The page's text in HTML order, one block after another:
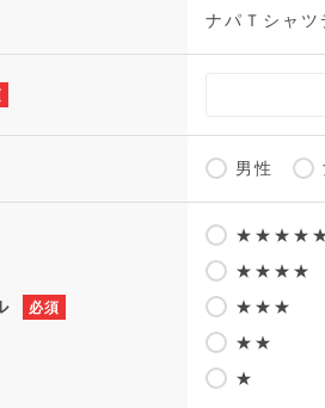
ナパＴシャツ
男性
必須
★★★★
★★★
★★
★